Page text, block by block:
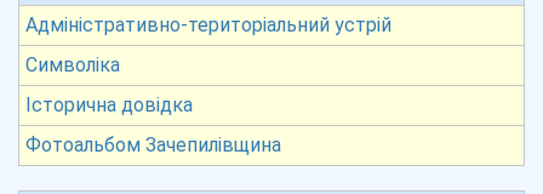
Адміністративно-територіальний устрій
Символіка
Історична довідка
Фотоальбом Зачепилівщина